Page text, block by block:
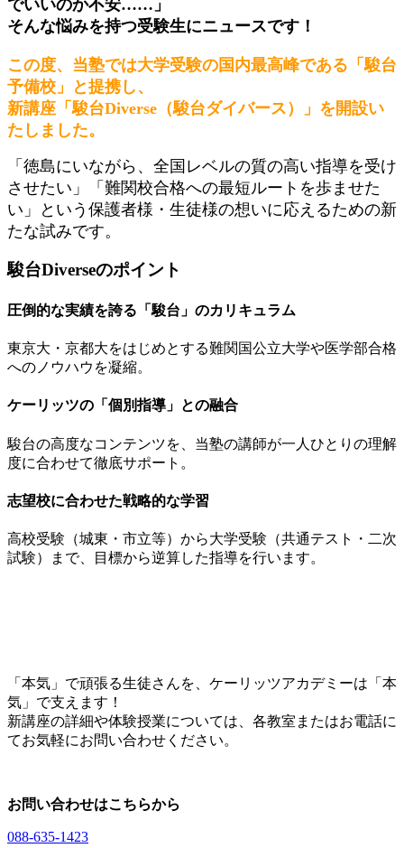
でいいのか不安……」
そんな悩みを持つ受験生にニュースです！
この度、当塾では大学受験の国内最高峰である「駿台
予備校」と提携し、
新講座「駿台Diverse（駿台ダイバース）」を開設い
たしました。
「徳島にいながら、全国レベルの質の高い指導を受け
させたい」「難関校合格への最短ルートを歩ませた
い」という保護者様・生徒様の想いに応えるための新
たな試みです。
駿台Diverseのポイント
圧倒的な実績を誇る「駿台」のカリキュラム
東京大・京都大をはじめとする難関国公立大学や医学部合格
へのノウハウを凝縮。
ケーリッツの「個別指導」との融合
駿台の高度なコンテンツを、当塾の講師が一人ひとりの理解
度に合わせて徹底サポート。
志望校に合わせた戦略的な学習
高校受験（城東・市立等）から大学受験（共通テスト・二次
試験）まで、目標から逆算した指導を行います。
「本気」で頑張る生徒さんを、ケーリッツアカデミーは「本
気」で支えます！
新講座の詳細や体験授業については、各教室またはお電話に
てお気軽にお問い合わせください。
お問い合わせはこちらから
088-635-1423